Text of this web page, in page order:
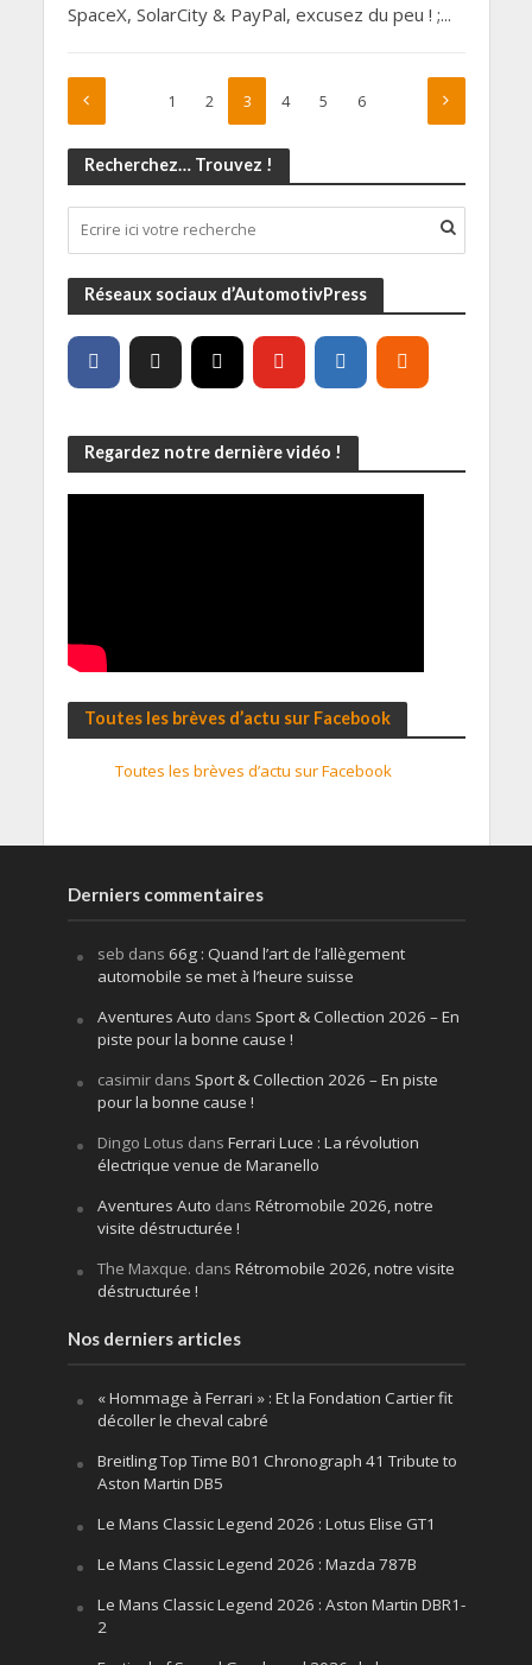
SpaceX, SolarCity & PayPal, excusez du peu ! ;...
1 2 3 4 5 6
Recherchez… Trouvez !
Réseaux sociaux d’AutomotivPress
Regardez notre dernière vidéo !
Toutes les brèves d’actu sur Facebook
Toutes les brèves d’actu sur Facebook
Derniers commentaires
seb dans 66g : Quand l’art de l’allègement
automobile se met à l’heure suisse
Aventures Auto dans Sport & Collection 2026 – En
piste pour la bonne cause !
casimirdans Sport & Collection 2026 – En piste
pour la bonne cause !
Dingo Lotus dans Ferrari Luce : La révolution
électrique venue de Maranello
Aventures Auto dans Rétromobile 2026, notre
visite déstructurée !
The Maxque. dans Rétromobile 2026, notre visite
déstructurée !
Nos derniers articles
« Hommage à Ferrari » : Et la Fondation Cartier fit
décoller le cheval cabré
Breitling Top Time B01 Chronograph 41 Tribute to
Aston Martin DB5
Le Mans Classic Legend 2026 : Lotus Elise GT1
Le Mans Classic Legend 2026 : Mazda 787B
Le Mans Classic Legend 2026 : Aston Martin DBR1-
2